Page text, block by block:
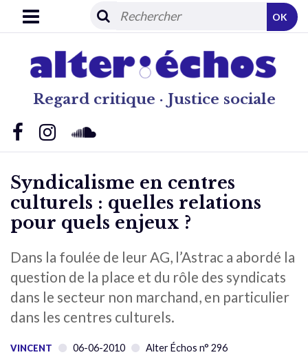
Regard critique · Justice sociale
OK
Syndicalisme en centres
culturels : quelles relations
pour quels enjeux ?
Dans la foulée de leur AG, l’Astrac a abordé la
question de la place et du rôle des syndicats
dans le secteur non marchand, en particulier
dans les centres culturels.
VINCENT 06-06-2010 Alter Échos n° 296